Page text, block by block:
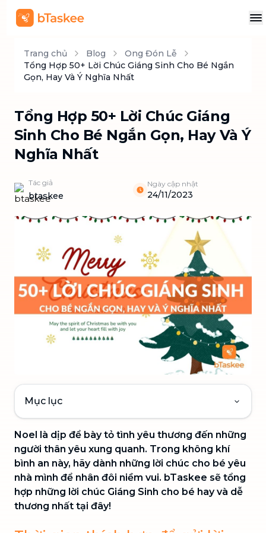
Trang chủ Blog
Ong Đón Lễ
Tổng Hợp 50+ Lời Chúc Giáng Sinh Cho Bé Ngắn
Gọn, Hay Và Ý Nghĩa Nhất
Tổng Hợp 50+ Lời Chúc Giáng
Sinh Cho Bé Ngắn Gọn, Hay Và Ý
Nghĩa Nhất
Tác giả
btaskee
Ngày cập nhật
24/11/2023
Mục lục
Noel là dịp để bày tỏ tình yêu thương đến những
người thân yêu xung quanh. Trong không khí
bình an này, hãy dành những lời chúc cho bé yêu
nhà mình để nhân đôi niềm vui. bTaskee sẽ tổng
hợp những lời chúc Giáng Sinh cho bé hay và dễ
thương nhất tại đây!